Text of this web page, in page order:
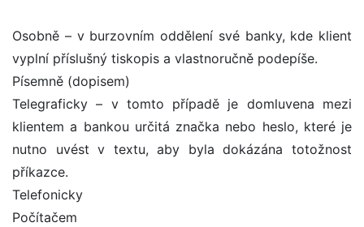
Osobně – v burzovním oddělení své banky, kde klient
vyplní příslušný tiskopis a vlastnoručně podepíše.
Písemně (dopisem)
Telegraficky – v tomto případě je domluvena mezi
klientem a bankou určitá značka nebo heslo, které je
nutno uvést v textu, aby byla dokázána totožnost
příkazce.
Telefonicky
Počítačem